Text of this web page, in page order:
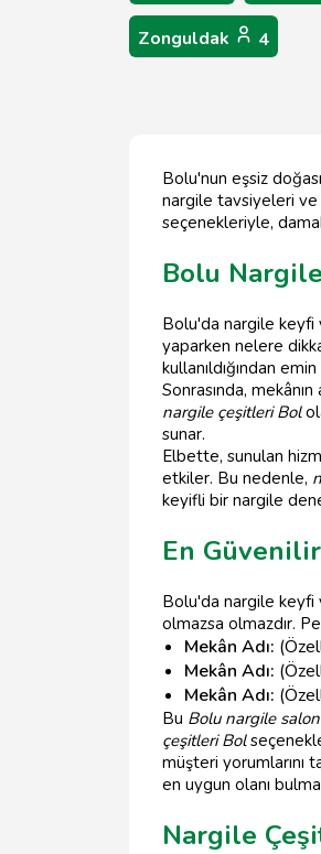
Zonguldak 4
Bolu'nun eşsiz
nargile tavsiyeleri ve
seçenekleriyle,
Bolu
Bolu'da nargile keyfi
yaparken nelere
kullanıldığından
Sonrasında,
nargile çeşitleri Bol
sunar.
Elbette, sunulan
etkiler. Bu nedenle,
keyifli bir nargile
En
Bolu'da nargile keyfi
olmazsa olmazdır.
Mekân Adı:
Mekân Adı:
Mekân Adı:
Bu Bolu nargile
çeşitleri Bol
müşteri yorumlarını
en uygun olanı
Nargile